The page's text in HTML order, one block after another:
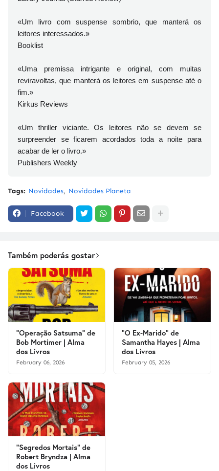
«Um livro com suspense sombrio, que manterá os
leitores interessados.»
Booklist
«Uma premissa intrigante e original, com muitas
reviravoltas, que manterá os leitores em suspense até o
fim.»
Kirkus Reviews
«Um thriller viciante. Os leitores não se devem se
surpreender se ficarem acordados toda a noite para
acabar de ler o livro.»
Publishers Weekly
Tags: Novidades Novidades Planeta
Facebook
Também poderás gostar
"Operação Satsuma" de
Bob Mortimer | Alma
dos Livros
February 06, 2026
"O Ex-Marido" de
Samantha Hayes | Alma
dos Livros
February 05, 2026
"Segredos Mortais" de
Robert Bryndza | Alma
dos Livros